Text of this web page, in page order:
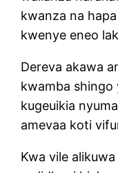
kwanza na
kwenye eneo
Dereva akawa
kwamba shingo
kugeuikia
amevaa koti
Kwa vile